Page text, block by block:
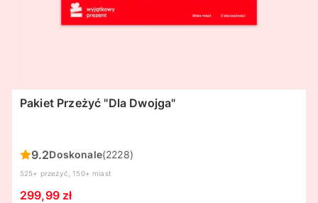
Pakiet Przeżyć "Dla Dwojga"
9.2Doskonale(2228)
525+ przeżyć, 150+ miast
299,99 zł